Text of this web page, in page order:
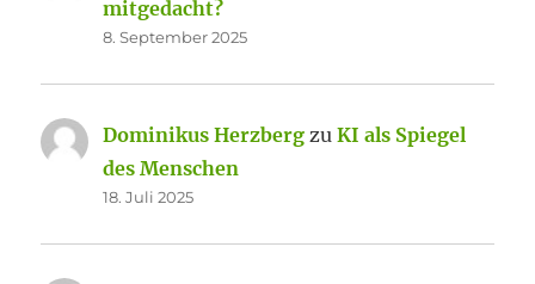
mitgedacht?
8. September 2025
Dominikus Herzberg zuKI als Spiegel
des Menschen
18. Juli 2025